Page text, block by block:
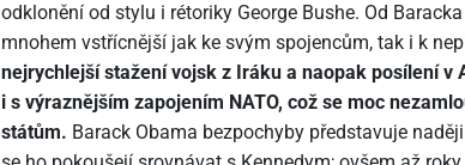
odklonění od stylu i rétoriky George Bushe. Od
mnohem vstřícnější jak ke svým spojencům, tak i k
nejrychlejší stažení vojsk z Iráku a naopak posílení v
i s výraznějším zapojením NATO, což se moc
státům. Barack Obama bezpochyby představuje